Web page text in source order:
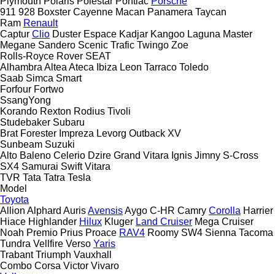
911 928 Boxster Cayenne Macan Panamera Taycan
Ram Renault
Captur Clio Duster Espace Kadjar Kangoo Laguna Master
Megane Sandero Scenic Trafic Twingo Zoe
Rolls-Royce Rover SEAT
Alhambra Altea Ateca Ibiza Leon Tarraco Toledo
Saab Simca Smart
Forfour Fortwo
SsangYong
Korando Rexton Rodius Tivoli
Studebaker Subaru
Brat Forester Impreza Levorg Outback XV
Sunbeam Suzuki
Alto Baleno Celerio Dzire Grand Vitara Ignis Jimny S-Cross
SX4 Samurai Swift Vitara
TVR Tata Tatra Tesla
Model
Toyota
Allion Alphard AurisAvensisAygo C-HR Camry Corolla Harrier
Hiace Highlander Hilux Kluger Land Cruiser Mega Cruiser
Noah Premio Prius Proace RAV4 Roomy SW4 Sienna Tacoma
Tundra Vellfire Verso Yaris
Trabant Triumph Vauxhall
Combo Corsa Victor Vivaro